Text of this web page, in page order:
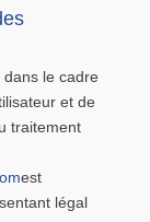
dans le cadre
et de
traitement
est
légal